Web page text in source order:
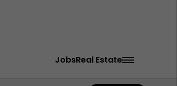
JobsReal Estate